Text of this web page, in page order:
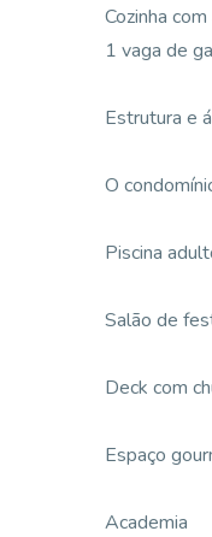
Cozinha
1 vaga de
Estrutura e
O
Piscina
Salão de
Deck com
Espaço
Academia